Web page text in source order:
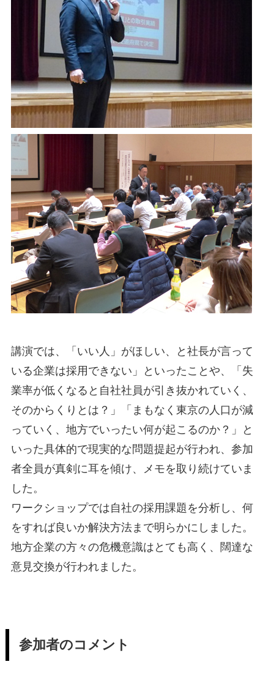
講演では、「いい人」がほしい、と社長が言って
いる企業は採用できない」といったことや、「失
業率が低くなると自社社員が引き抜かれていく、
そのからくりとは？」「まもなく東京の人口が減
っていく、地方でいったい何が起こるのか？」と
いった具体的で現実的な問題提起が行われ、参加
者全員が真剣に耳を傾け、メモを取り続けていま
した。
ワークショップでは自社の採用課題を分析し、何
をすれば良いか解決方法まで明らかにしました。
地方企業の方々の危機意識はとても高く、闊達な
意見交換が行われました。
参加者のコメント